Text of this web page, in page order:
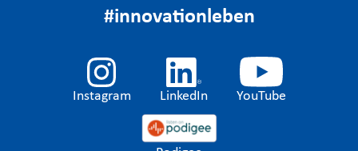
#innovationleben
Instagram LinkedIn YouTube